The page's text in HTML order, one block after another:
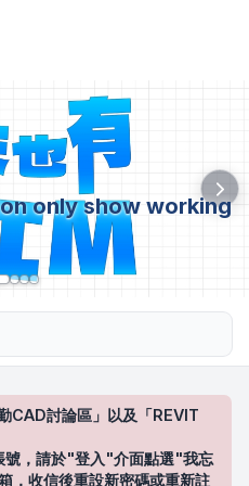
only show working
討論區」以及「REVIT
，請於"登入"介面點選"我忘
，收信後重設新密碼或重新註